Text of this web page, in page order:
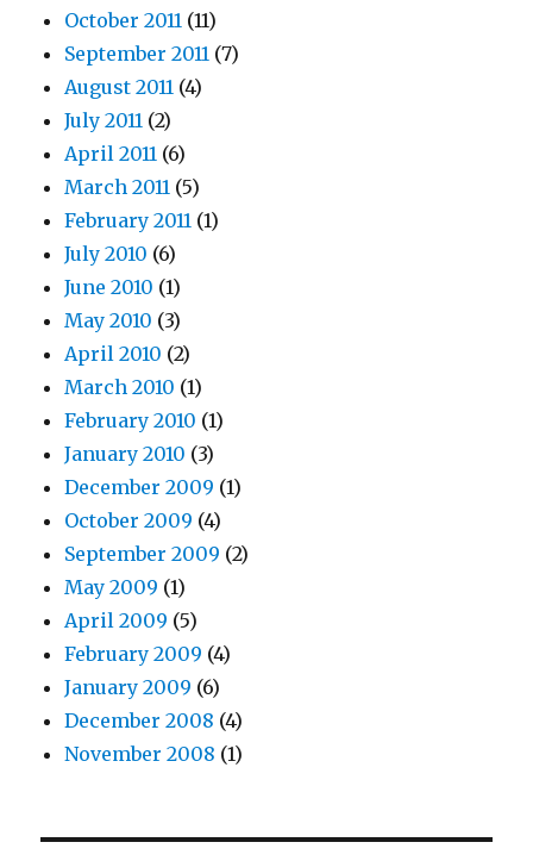
October 2011 (11)
September 2011 (7)
August 2011 (4)
July 2011 (2)
April 2011 (6)
March 2011 (5)
February 2011 (1)
July 2010 (6)
June 2010 (1)
May 2010 (3)
April 2010 (2)
March 2010 (1)
February 2010 (1)
January 2010 (3)
December 2009 (1)
October 2009 (4)
September 2009 (2)
May 2009 (1)
April 2009 (5)
February 2009 (4)
January 2009 (6)
December 2008 (4)
November 2008 (1)